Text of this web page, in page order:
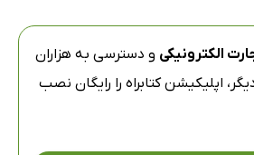
الکترونیکی و دسترسی به هزاران
اپلیکیشن کتابراه را رایگان نصب